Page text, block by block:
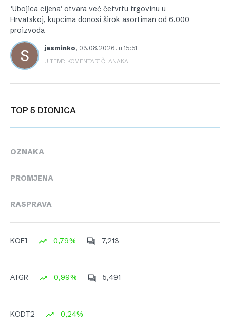
‘Ubojica cijena’ otvara već četvrtu trgovinu u
Hrvatskoj, kupcima donosi širok asortiman od 6.000
proizvoda
jasminko, 03.08.2026. u 15:51
U TEMI: KOMENTARI ČLANAKA
TOP 5 DIONICA
OZNAKA
PROMJENA
RASPRAVA
KOEI 0,79% 7,213
ATGR 0,99% 5,491
KODT2 0,24%